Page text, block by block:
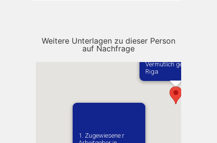
Weitere Unterlagen zu dieser Person
auf Nachfrage
Vermutlich geboren in
Riga
1. Zugewiesene:r